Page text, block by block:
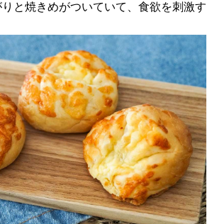
と焼きめがついていて、食欲を刺激す